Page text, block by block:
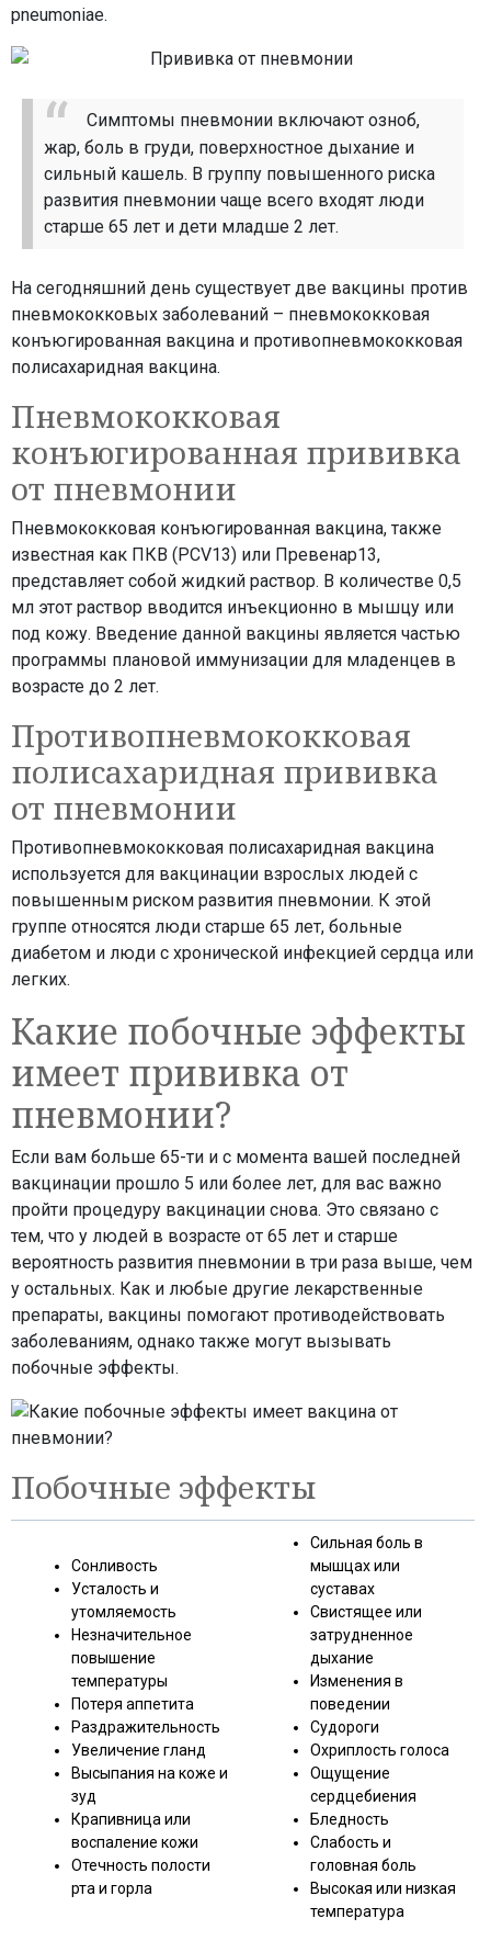
pneumoniae.
Симптомы пневмонии включают озноб,
жар, боль в груди, поверхностное дыхание и
сильный кашель. В группу повышенного риска
развития пневмонии чаще всего входят люди
старше 65 лет и дети младше 2 лет.
На сегодняшний день существует две вакцины против
пневмококковых заболеваний – пневмококковая
конъюгированная вакцина и противопневмококковая
полисахаридная вакцина.
Пневмококковая
конъюгированная прививка
от пневмонии
Пневмококковая конъюгированная вакцина, также
известная как ПКВ (PCV13) или Превенар13,
представляет собой жидкий раствор. В количестве 0,5
мл этот раствор вводится инъекционно в мышцу или
под кожу. Введение данной вакцины является частью
программы плановой иммунизации для младенцев в
возрасте до 2 лет.
Противопневмококковая
полисахаридная прививка
от пневмонии
Противопневмококковая полисахаридная вакцина
используется для вакцинации взрослых людей с
повышенным риском развития пневмонии. К этой
группе относятся люди старше 65 лет, больные
диабетом и люди с хронической инфекцией сердца или
легких.
Какие побочные эффекты
имеет прививка от
пневмонии?
Если вам больше 65-ти и с момента вашей последней
вакцинации прошло 5 или более лет, для вас важно
пройти процедуру вакцинации снова. Это связано с
тем, что у людей в возрасте от 65 лет и старше
вероятность развития пневмонии в три раза выше, чем
у остальных. Как и любые другие лекарственные
препараты, вакцины помогают противодействовать
заболеваниям, однако также могут вызывать
побочные эффекты.
Побочные эффекты
Сонливость
Усталость и
утомляемость
Незначительное
повышение
температуры
Потеря аппетита
Раздражительность
Увеличение гланд
Высыпания на коже и
зуд
Крапивница или
воспаление кожи
Отечность полости
рта и горла
Сильная боль в
мышцах или
суставах
Свистящее или
затрудненное
дыхание
Изменения в
поведении
Судороги
Охриплость голоса
Ощущение
сердцебиения
Бледность
Слабость и
головная боль
Высокая или низкая
температура